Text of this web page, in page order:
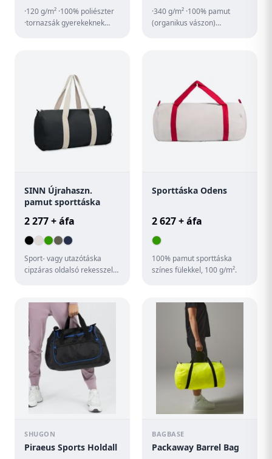
·120 g/m² ·100% poliészter
·tornazsák gyerekeknek
·340 g/m² ·100% pamut
(organikus vászon)
SINN Újrahaszn.
pamut sporttáska
2 277 + áfa
Sport- vagy utazótáska
cipzáras oldalsó rekesszel
Sporttáska Odens
2 627 + áfa
100% pamut sporttáska
színes fülekkel, 100 g/m².
SHUGON
Piraeus Sports Holdall
BAGBASE
Packaway Barrel Bag